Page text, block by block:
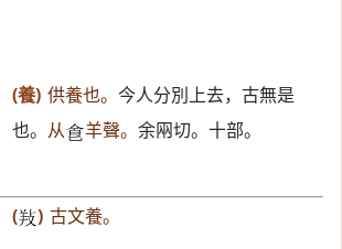
(養) 供養也。 今人分別上去，古無是
也。 从𠊊 羊聲。 余㒳切。十部。
(𢼝 ) 古文養。